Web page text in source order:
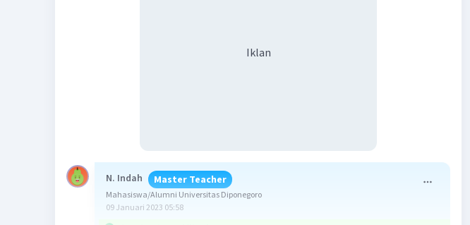
Iklan
N. Indah Master Teacher
Mahasiswa/Alumni Universitas Diponegoro
09 Januari 2023 05:58